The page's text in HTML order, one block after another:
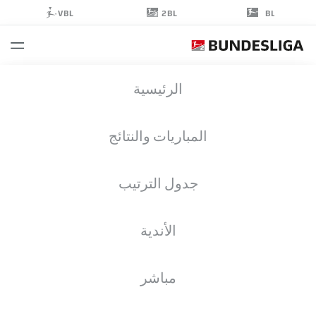
BL
2BL
VBL
الرئيسية
المباريات والنتائج
جدول الترتيب
الأندية
مباشر
EINTRACHT BRAUNSCHWEIG